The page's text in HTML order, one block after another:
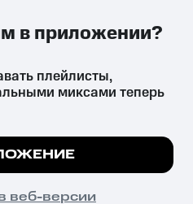
причиняет вред здоровью,
и влечёт установленную
на сайте все
плейлисты,
миксами теперь
веб-версии